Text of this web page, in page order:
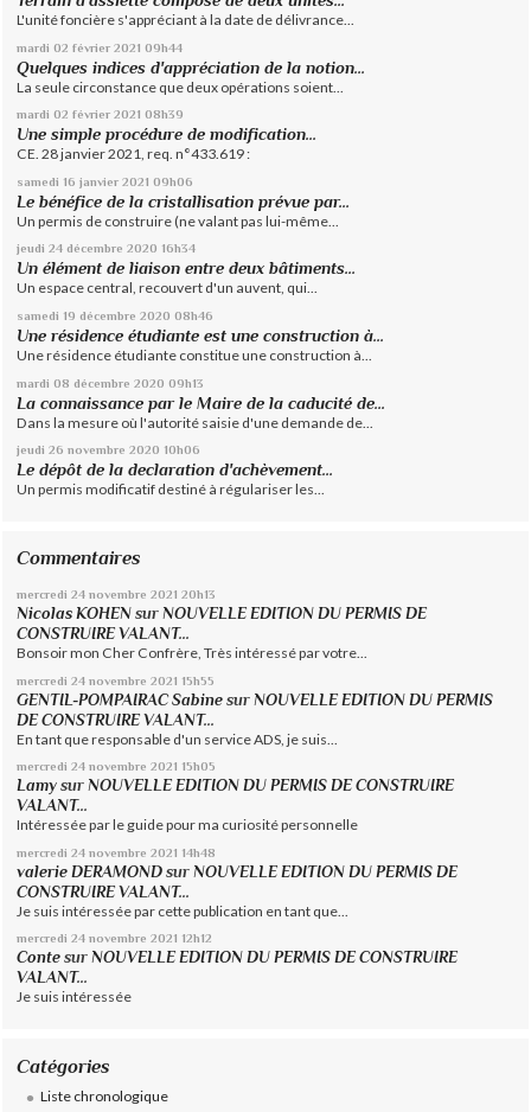
L'unité foncière s'appréciant à la date de délivrance...
mardi 02 février 2021 09h44
Quelques indices d'appréciation de la notion...
La seule circonstance que deux opérations soient...
mardi 02 février 2021 08h39
Une simple procédure de modification...
CE. 28 janvier 2021, req. n°433.619 :
samedi 16 janvier 2021 09h06
Le bénéfice de la cristallisation prévue par...
Un permis de construire (ne valant pas lui-même...
jeudi 24 décembre 2020 16h34
Un élément de liaison entre deux bâtiments...
Un espace central, recouvert d'un auvent, qui...
samedi 19 décembre 2020 08h46
Une résidence étudiante est une construction à...
Une résidence étudiante constitue une construction à...
mardi 08 décembre 2020 09h13
La connaissance par le Maire de la caducité de...
Dans la mesure où l'autorité saisie d'une demande de...
jeudi 26 novembre 2020 10h06
Le dépôt de la declaration d'achèvement...
Un permis modificatif destiné à régulariser les...
Commentaires
mercredi 24 novembre 2021 20h13
Nicolas KOHEN sur NOUVELLE EDITION DU PERMIS DE
CONSTRUIRE VALANT...
Bonsoir mon Cher Confrère, Très intéressé par votre...
mercredi 24 novembre 2021 15h55
GENTIL-POMPAIRAC Sabine sur NOUVELLE EDITION DU PERMIS
DE CONSTRUIRE VALANT...
En tant que responsable d'un service ADS, je suis...
mercredi 24 novembre 2021 15h05
Lamy surNOUVELLE EDITION DU PERMIS DE CONSTRUIRE
VALANT...
Intéressée par le guide pour ma curiosité personnelle
mercredi 24 novembre 2021 14h48
valerie DERAMOND sur NOUVELLE EDITION DU PERMIS DE
CONSTRUIRE VALANT...
Je suis intéressée par cette publication en tant que...
mercredi 24 novembre 2021 12h12
Conte surNOUVELLE EDITION DU PERMIS DE CONSTRUIRE
VALANT...
Je suis intéressée
Catégories
Liste chronologique